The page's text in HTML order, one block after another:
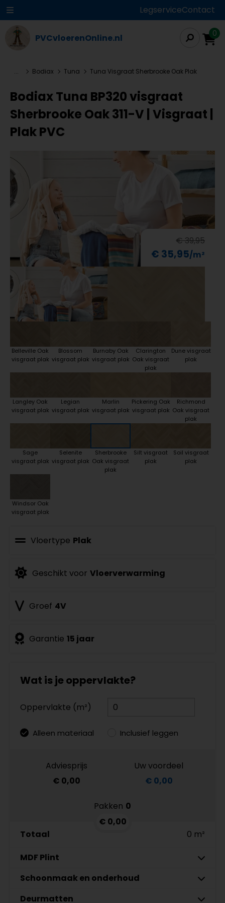
LegserviceContact
PVCvloerenOnline.nl 0
... Bodiax Tuna Tuna Visgraat Sherbrooke Oak Plak
Bodiax Tuna BP320 visgraat
Sherbrooke Oak 311-V | Visgraat |
Plak PVC
€ 39,95
€ 35,95
Belleville Oak
visgraat plak
Blossom
visgraat plak
Burnaby Oak
visgraat plak
Clarington
Oak visgraat
plak
Dune visgraat
plak
Langley Oak
visgraat plak
Legian
visgraat plak
Marlin
visgraat plak
Pickering Oak
visgraat plak
Richmond
Oak visgraat
plak
Sage
visgraat plak
Selenite
visgraat plak
Sherbrooke
Oak visgraat
plak
Silt visgraat
plak
Soil visgraat
plak
Windsor Oak
visgraat plak
Vloertype Plak
Geschikt voor Vloerverwarming
Groef 4V
Garantie 15 jaar
Wat is je oppervlakte?
Oppervlakte (m²)
Alleen materiaal Inclusief leggen
Adviesprijs
€ 0,00
Uw voordeel
€ 0,00
Pakken 0
€ 0,00
Totaal
0 m²
MDF Plint
7 cm
MDF plinten 7 cm
Aantal
9 cm
Schoonmaak en onderhoud
Co-Pro Schoonmaak en
Aantal
Deurmatten